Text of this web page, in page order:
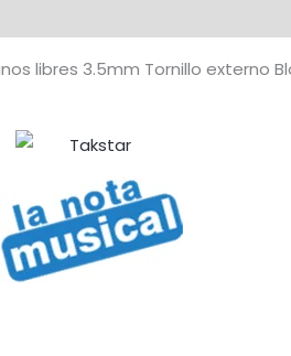
libres 3.5mm Tornillo externo